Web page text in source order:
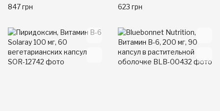
847 грн
100 таблеток
623 грн